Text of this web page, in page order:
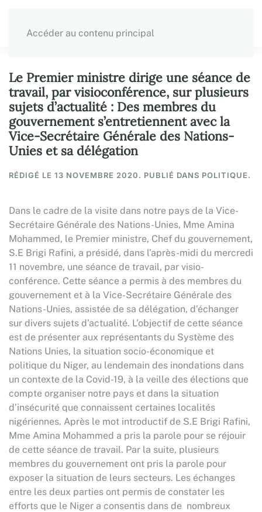
Accéder au contenu principal
Le Premier ministre dirige une séance de
travail, par visioconférence, sur plusieurs
sujets d’actualité : Des membres du
gouvernement s’entretiennent avec la
Vice-Secrétaire Générale des Nations-
Unies et sa délégation
RÉDIGÉ LE 13 NOVEMBRE 2020. PUBLIÉ DANS POLITIQUE.
Dans le cadre de la visite dans notre pays de la Vice-
Secrétaire Générale des Nations-Unies, Mme Amina
Mohammed, le Premier ministre, Chef du gouvernement,
S.E Brigi Rafini, a présidé, dans l’après-midi du mercredi
11 novembre, une séance de travail, par visio-
conférence. Cette séance a permis à des membres du
gouvernement et à la Vice-Secrétaire Générale des
Nations-Unies, assistée de sa délégation, d’échanger
sur divers sujets d’actualité. L’objectif de cette séance
est de présenter aux représentants du Système des
Nations Unies, la situation socio-économique et
politique du Niger, au lendemain des inondations dans
un contexte de la Covid-19, à la veille des élections que
compte organiser notre pays et dans la situation
d’insécurité que connaissent certaines localités
nigériennes. Après le mot introductif de S.E Brigi Rafini,
Mme Amina Mohammed a pris la parole pour se réjouir
de cette séance de travail. Par la suite, plusieurs
membres du gouvernement ont pris la parole pour
exposer la situation de leurs secteurs. Les échanges
entre les deux parties ont permis de constater les
efforts que le Niger a consentis dans de nombreux